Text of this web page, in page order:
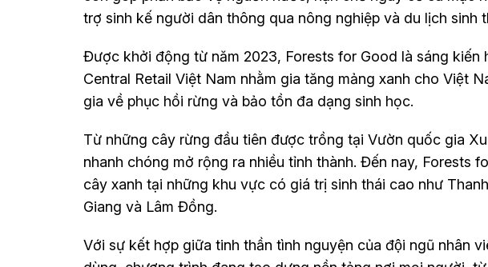
trợ sinh kế người dân thông qua nông nghiệp và du lịch sinh
Được khởi động từ năm 2023, Forests for Good là sáng kiến
Central Retail Việt Nam nhằm gia tăng mảng xanh cho Việt
gia về phục hồi rừng và bảo tồn đa dạng sinh học.
Từ những cây rừng đầu tiên được trồng tại Vườn quốc gia
nhanh chóng mở rộng ra nhiều tỉnh thành. Đến nay, Forests
cây xanh tại những khu vực có giá trị sinh thái cao như
Giang và Lâm Đồng.
Với sự kết hợp giữa tinh thần tình nguyện của đội ngũ nhân